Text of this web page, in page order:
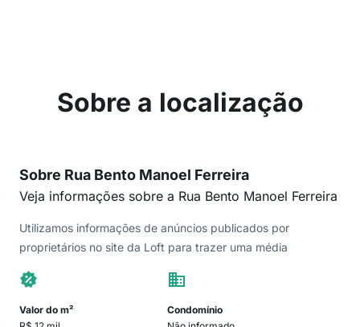
Sobre a localização
Sobre Rua Bento Manoel Ferreira
Veja informações sobre a Rua Bento Manoel Ferreira
Utilizamos informações de anúncios publicados por
proprietários no site da Loft para trazer uma média
Valor do m²
Condomínio